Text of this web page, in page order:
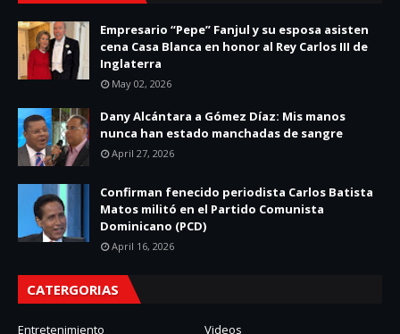
Empresario “Pepe” Fanjul y su esposa asisten
cena Casa Blanca en honor al Rey Carlos III de
Inglaterra
May 02, 2026
Dany Alcántara a Gómez Díaz: Mis manos
nunca han estado manchadas de sangre
April 27, 2026
Confirman fenecido periodista Carlos Batista
Matos militó en el Partido Comunista
Dominicano (PCD)
April 16, 2026
CATERGORIAS
Entretenimiento Videos